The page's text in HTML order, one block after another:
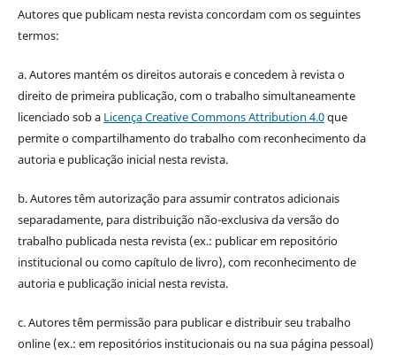
Autores que publicam nesta revista concordam com os seguintes
termos:
a. Autores mantém os direitos autorais e concedem à revista o
direito de primeira publicação, com o trabalho simultaneamente
licenciado sob a Licença Creative Commons Attribution 4.0que
permite o compartilhamento do trabalho com reconhecimento da
autoria e publicação inicial nesta revista.
b. Autores têm autorização para assumir contratos adicionais
separadamente, para distribuição não-exclusiva da versão do
trabalho publicada nesta revista (ex.: publicar em repositório
institucional ou como capítulo de livro), com reconhecimento de
autoria e publicação inicial nesta revista.
c. Autores têm permissão para publicar e distribuir seu trabalho
online (ex.: em repositórios institucionais ou na sua página pessoal)